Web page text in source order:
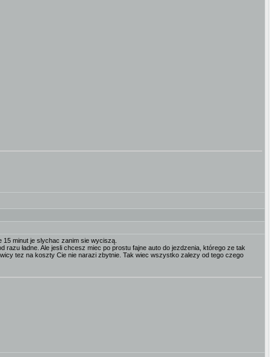
minut je slychac zanim sie wyciszą.
ładne. Ale jesli chcesz miec po prostu fajne auto do jezdzenia, którego ze tak
tez na koszty Cie nie narazi zbytnie. Tak wiec wszystko zalezy od tego czego